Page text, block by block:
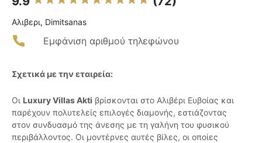
Αλιβερι, Dimitsanas
Εμφάνιση αριθμού τηλεφώνου
Σχετικά με την εταιρεία:
Οι Luxury Villas Akti βρίσκονται στο Αλιβέρι Ευβοίας και
παρέχουν πολυτελείς επιλογές διαμονής, εστιάζοντας
στον συνδυασμό της άνεσης με τη γαλήνη του φυσικού
περιβάλλοντος. Οι μοντέρνες αυτές βίλες, οι οποίες